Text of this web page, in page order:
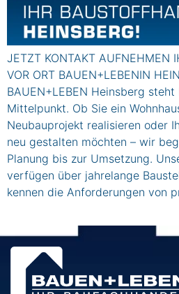
JETZT KONTAKT AUFNEHMEN
VOR ORT BAUEN+LEBENIN
BAUEN+LEBEN Heinsberg
Mittelpunkt. Ob Sie ein
Neubauprojekt realisieren oder
neu gestalten möchten – wir
Planung bis zur Umsetzung.
verfügen über jahrelange
kennen die Anforderungen von